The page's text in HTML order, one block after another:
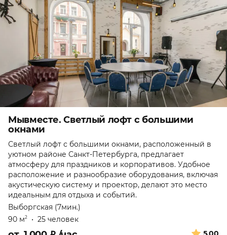
Мывместе. Светлый лофт с большими
окнами
Светлый лофт с большими окнами, расположенный в
уютном районе Санкт-Петербурга, предлагает
атмосферу для праздников и корпоративов. Удобное
расположение и разнообразие оборудования, включая
акустическую систему и проектор, делают это место
идеальным для отдыха и событий.
Выборгская (7мин.)
90 м2 • 25 человек